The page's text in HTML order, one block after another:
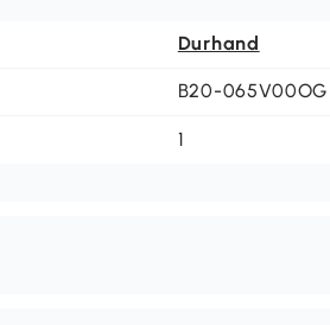
Durhand
B20-065V00OG
1